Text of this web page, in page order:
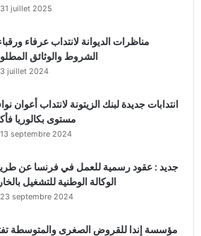
31 juillet 2025
مناظرات الديوانة لانتداب عرفاء
الشروط والوثائق
3 juillet 2024
انتدابات جديدة لبنك الزيتونة لانتداب أعوان
مستوى بكالوريا
13 septembre 2024
جديد : عقود رسمية للعمل في فرنسا عن
الوكالة الوطنية للتشغيل
23 septembre 2024
مؤسسة إندا للقروض الصغرى والمتوسطة